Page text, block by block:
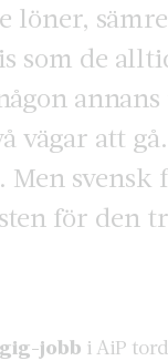
löner,
som de
vägar att
för den
jobb i AiP